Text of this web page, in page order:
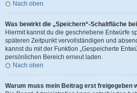
Nach oben
Was bewirkt die „Speichern“-Schaltfläche
Hiermit kannst du die geschriebene Entwürfe
späteren Zeitpunkt vervollständigen und
kannst du mit der Funktion „Gespeicherte
persönlichen Bereich erneut laden.
Nach oben
Warum muss mein Beitrag erst freigegeben